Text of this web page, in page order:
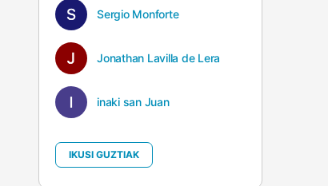
Sergio Monforte
Jonathan Lavilla de Lera
inaki san Juan
IKUSI GUZTIAK